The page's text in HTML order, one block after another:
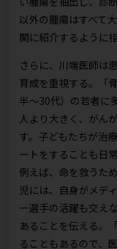
以外の腫瘍はすべて
関に紹介するように
さらに、川端医師は
育成を重視する。「
半〜30代）の若者に
人より大きく、がん
す。子どもたちが治
ートをすることも日
例えば、命を救うた
児には、自身がメデ
ー選手の活躍も交え
あることを伝える。
ることもあるので、